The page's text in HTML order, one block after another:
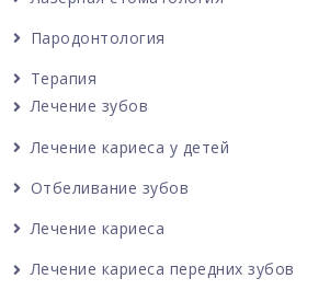
Пародонтология
Терапия
Лечение зубов
Лечение кариеса у детей
Отбеливание зубов
Лечение кариеса
Лечение кариеса передних зубов